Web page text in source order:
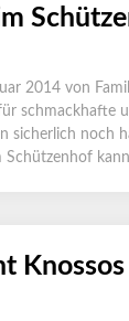
2014 von
schmackhafte
sicherlich noch
Schützenhof